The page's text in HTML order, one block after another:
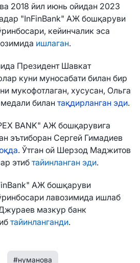
2018 йил июнь ойидан 2023
"InFinBank" АЖ бошқаруви
кейинчалик эса
ишлаган.
Президент Шавкат
куни муносабати билан бир
мукофотлаган, хусусан, Ольга
билан тақдирланган эди.
BANK" АЖ бошқарувига
эътиборан Сергей Гимадиев
. Ўтган ой Шерзод Маджитов
этиб тайинланган эди.
АЖ бошқаруви
лавозимида ишлаб
мазкур банк
тайинланганди.
#нуманова